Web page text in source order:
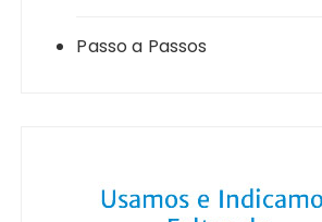
Passo a Passos